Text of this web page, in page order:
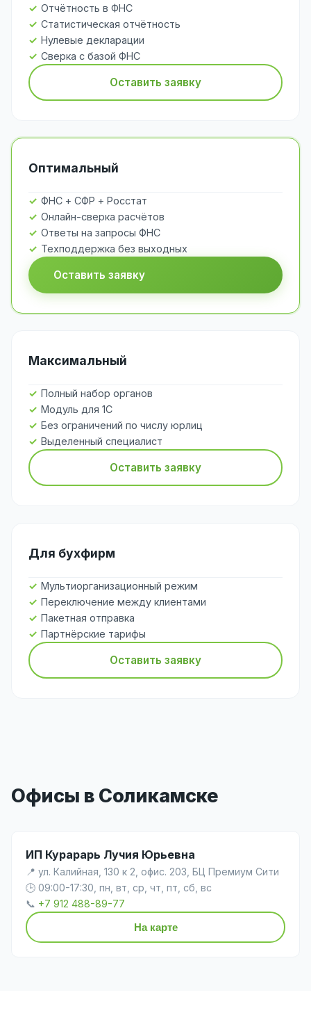
Отчётность в ФНС
Статистическая отчётность
Нулевые декларации
Сверка с базой ФНС
Оставить заявку
Оптимальный
ФНС + СФР + Росстат
Онлайн-сверка расчётов
Ответы на запросы ФНС
Техподдержка без выходных
Оставить заявку
Максимальный
Полный набор органов
Модуль для 1С
Без ограничений по числу юрлиц
Выделенный специалист
Оставить заявку
Для бухфирм
Мультиорганизационный режим
Переключение между клиентами
Пакетная отправка
Партнёрские тарифы
Оставить заявку
Офисы в Соликамске
ИП Курарарь Лучия Юрьевна
📍 ул. Калийная, 130 к 2, офис. 203, БЦ Премиум Сити
🕒 09:00-17:30, пн, вт, ср, чт, пт, сб, вс
📞 +7 912 488-89-77
На карте